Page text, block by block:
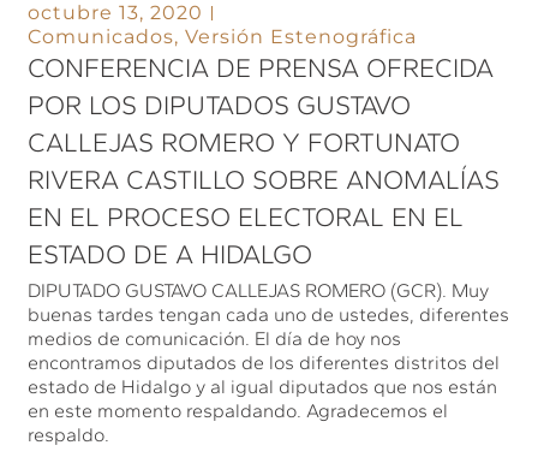
octubre 13, 2020
Comunicados,Versión Estenográfica
CONFERENCIA DE PRENSA OFRECIDA
POR LOS DIPUTADOS GUSTAVO
CALLEJAS ROMERO Y FORTUNATO
RIVERA CASTILLO SOBRE ANOMALÍAS
EN EL PROCESO ELECTORAL EN EL
ESTADO DE A HIDALGO
DIPUTADO GUSTAVO CALLEJAS ROMERO (GCR). Muy
buenas tardes tengan cada uno de ustedes, diferentes
medios de comunicación. El día de hoy nos
encontramos diputados de los diferentes distritos del
estado de Hidalgo y al igual diputados que nos están
en este momento respaldando. Agradecemos el
respaldo.